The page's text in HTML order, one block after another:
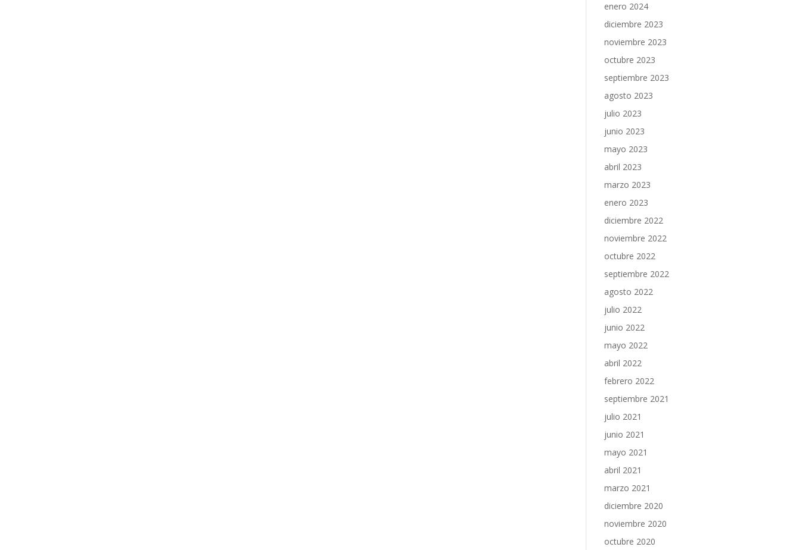
enero 2024
diciembre 2023
noviembre 2023
octubre 2023
septiembre 2023
agosto 2023
julio 2023
junio 2023
mayo 2023
abril 2023
marzo 2023
enero 2023
diciembre 2022
noviembre 2022
octubre 2022
septiembre 2022
agosto 2022
julio 2022
junio 2022
mayo 2022
abril 2022
febrero 2022
septiembre 2021
julio 2021
junio 2021
mayo 2021
abril 2021
marzo 2021
diciembre 2020
noviembre 2020
octubre 2020